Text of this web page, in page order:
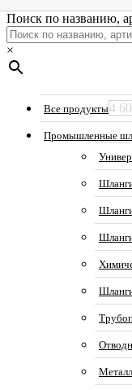
Поиск по названию,
×
Все продукты4
Промышленные